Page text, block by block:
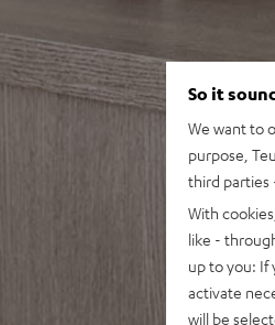
So it
We want to
purpose,
third parties
With
like -
up to you: If
activate
will be